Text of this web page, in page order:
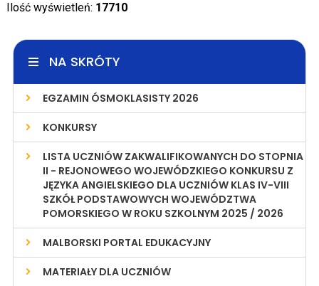
Ilość wyświetleń: 17710
NA SKRÓTY
EGZAMIN ÓSMOKLASISTY 2026
KONKURSY
LISTA UCZNIÓW ZAKWALIFIKOWANYCH DO STOPNIA
II - REJONOWEGO WOJEWÓDZKIEGO KONKURSU Z
JĘZYKA ANGIELSKIEGO DLA UCZNIÓW KLAS IV-VIII
SZKÓŁ PODSTAWOWYCH WOJEWÓDZTWA
POMORSKIEGO W ROKU SZKOLNYM 2025 / 2026
MALBORSKI PORTAL EDUKACYJNY
MATERIAŁY DLA UCZNIÓW